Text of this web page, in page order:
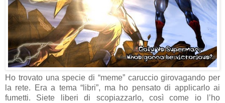
Ho trovato una specie di “meme” caruccio girovagando per
la rete. Era a tema “libri”, ma ho pensato di applicarlo ai
fumetti. Siete liberi di scopiazzarlo, così come io l’ho